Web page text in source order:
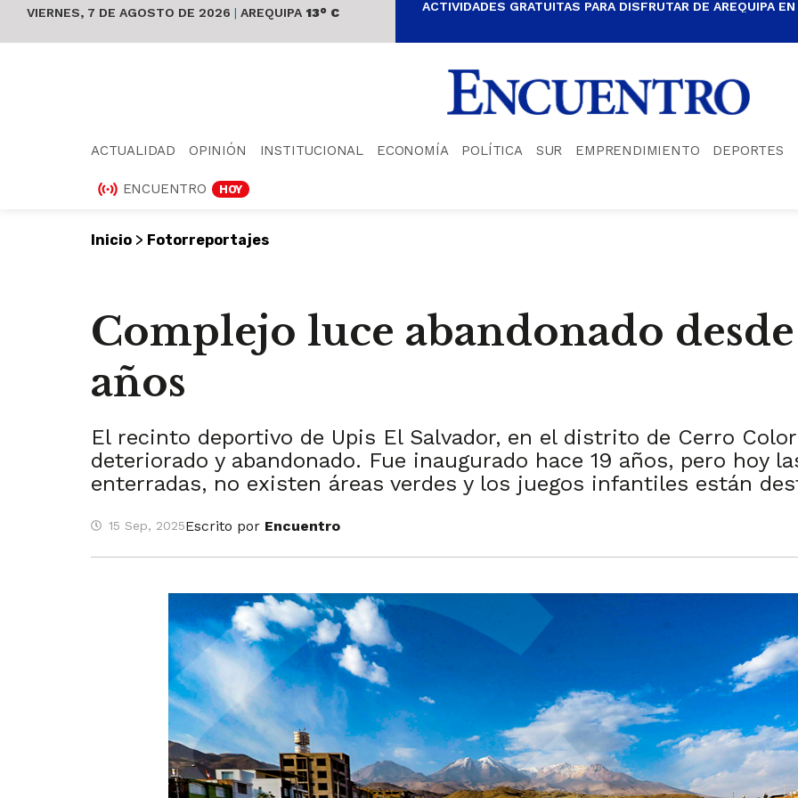
VIERNES, 7 DE AGOSTO DE 2026 | AREQUIPA 13° C ACTIVIDADES GRATUITAS PARA DISFRUTAR DE AREQUIPA
ACTUALIDAD OPINIÓN INSTITUCIONAL ECONOMÍA POLÍTICA SUR EMPRENDIMIENTO DEPORTES
ENCUENTRO HOY
Inicio > Fotorreportajes
Complejo luce abandonado
años
El recinto deportivo de Upis El Salvador, en el distrito de Cerro
deteriorado y abandonado. Fue inaugurado hace 19 años, pero hoy
enterradas, no existen áreas verdes y los juegos infantiles están
15 Sep, 2025Escrito por Encuentro